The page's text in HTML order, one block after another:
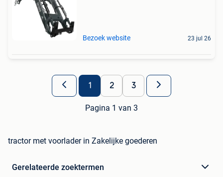
Bezoek website 23 jul 26
1 2 3
Pagina 1 van 3
tractor met voorlader in Zakelijke goederen
Gerelateerde zoektermen